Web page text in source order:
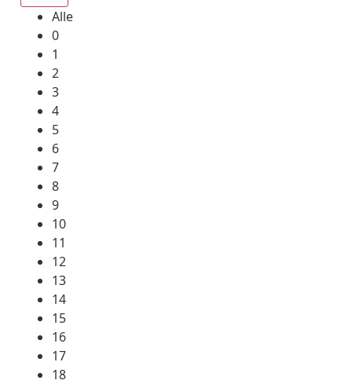
Alle
0
1
2
3
4
5
6
7
8
9
10
11
12
13
14
15
16
17
18